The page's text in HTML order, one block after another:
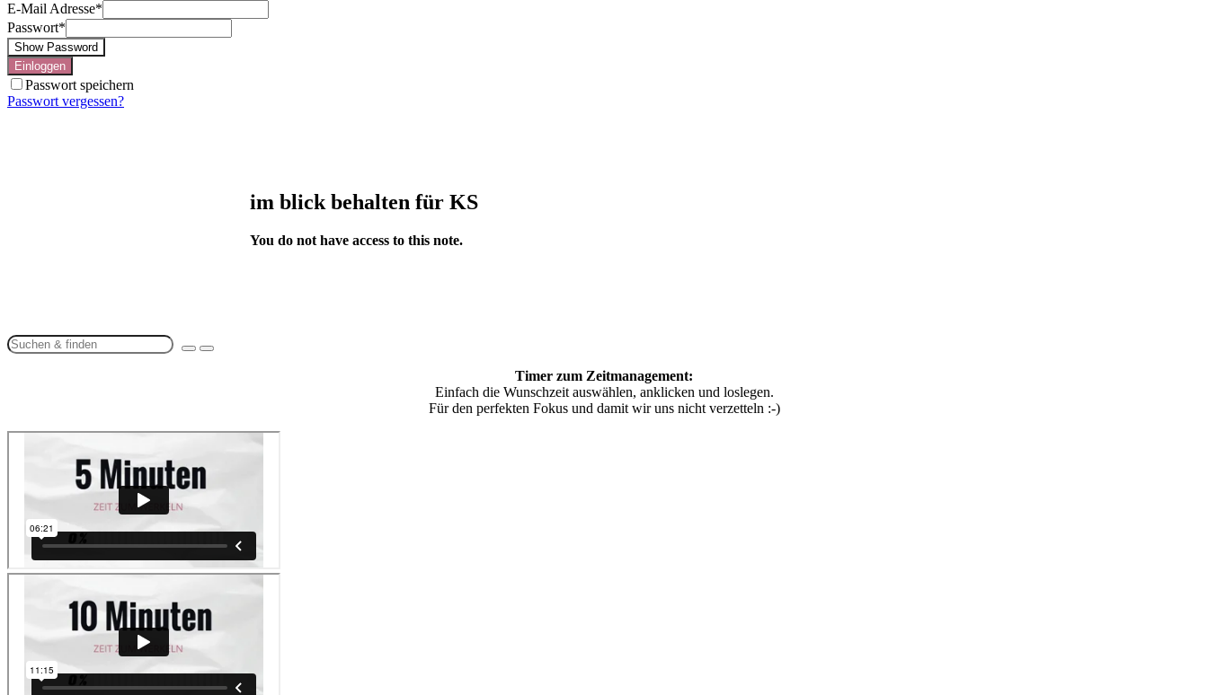
E-Mail Adresse*
Passwort*
Show Password
Einloggen
Passwort speichern
Passwort vergessen?
im blick behalten für KS
You do not have access to this note.
Timer zum Zeitmanagement:
Einfach die Wunschzeit auswählen, anklicken und loslegen.
Für den perfekten Fokus und damit wir uns nicht verzetteln :-)